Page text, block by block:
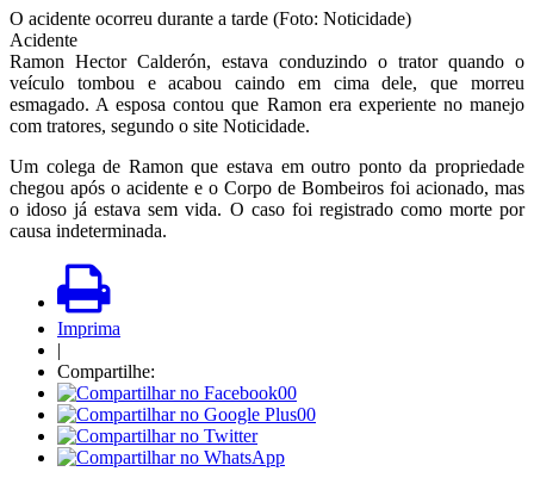
O acidente ocorreu durante a tarde (Foto: Noticidade)
Acidente
Ramon Hector Calderón, estava conduzindo o trator quando o
veículo tombou e acabou caindo em cima dele, que morreu
esmagado. A esposa contou que Ramon era experiente no manejo
com tratores, segundo o site Noticidade.
Um colega de Ramon que estava em outro ponto da propriedade
chegou após o acidente e o Corpo de Bombeiros foi acionado, mas
o idoso já estava sem vida. O caso foi registrado como morte por
causa indeterminada.
Imprima
|
Compartilhe:
00
00